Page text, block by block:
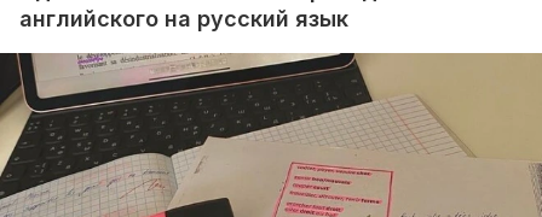
английского на русский язык